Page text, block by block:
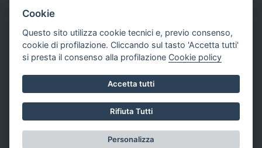
© 2018 Comune di
del Comune - CMS:Città In Comune
Questo sito utilizza, nella versione per UTENTI CON
DISLESSIA,Biancoenero ®, una font italiana ad Alta
Leggibilità.
Valuta questo sito
Dichiarazione di accessibilità
Cookie
Questo sito utilizza cookie tecnici e, previo consenso,
cookie di profilazione. Cliccando sul tasto 'Accetta tutti'
si presta il consenso alla profilazione Cookie policy
Accetta tutti
Rifiuta Tutti
Personalizza